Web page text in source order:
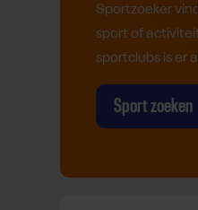
Sportzoeker
sport of
sportclubs is er
Sport zoeken